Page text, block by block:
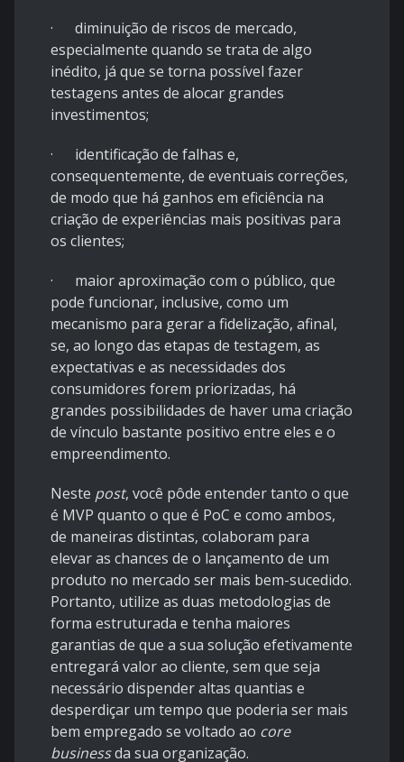
· diminuição de riscos de mercado,
especialmente quando se trata de algo
inédito, já que se torna possível fazer
testagens antes de alocar grandes
investimentos;
· identificação de falhas e,
consequentemente, de eventuais correções,
de modo que há ganhos em eficiência na
criação de experiências mais positivas para
os clientes;
· maior aproximação com o público, que
pode funcionar, inclusive, como um
mecanismo para gerar a fidelização, afinal,
se, ao longo das etapas de testagem, as
expectativas e as necessidades dos
consumidores forem priorizadas, há
grandes possibilidades de haver uma criação
de vínculo bastante positivo entre eles e o
empreendimento.
Neste post, você pôde entender tanto o que
é MVP quanto o que é PoC e como ambos,
de maneiras distintas, colaboram para
elevar as chances de o lançamento de um
produto no mercado ser mais bem-sucedido.
Portanto, utilize as duas metodologias de
forma estruturada e tenha maiores
garantias de que a sua solução efetivamente
entregará valor ao cliente, sem que seja
necessário dispender altas quantias e
desperdiçar um tempo que poderia ser mais
bem empregado se voltado ao core
businessda sua organização.